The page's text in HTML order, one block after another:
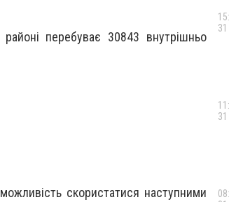
перебуває 30843 внутрішньо
скористатися наступними